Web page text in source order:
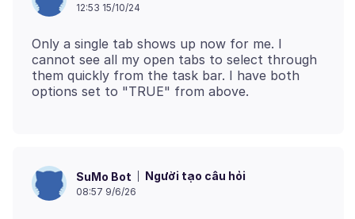
12:53 15/10/24
Only a single tab shows up now for me. I
cannot see all my open tabs to select through
them quickly from the task bar. I have both
SuMo Bot Người tạo câu hỏi
08:57 9/6/26